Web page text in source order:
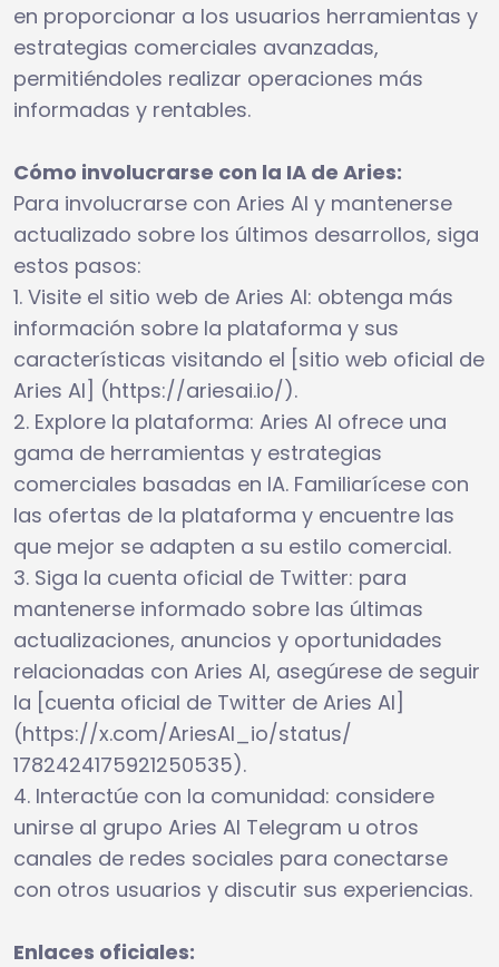
en proporcionar a los usuarios herramientas y
estrategias comerciales avanzadas,
permitiéndoles realizar operaciones más
informadas y rentables.
Cómo involucrarse con la IA de Aries:
Para involucrarse con Aries AI y mantenerse
actualizado sobre los últimos desarrollos, siga
estos pasos:
1. Visite el sitio web de Aries AI: obtenga más
información sobre la plataforma y sus
características visitando el [sitio web oficial de
Aries AI] (https://ariesai.io/).
2. Explore la plataforma: Aries AI ofrece una
gama de herramientas y estrategias
comerciales basadas en IA. Familiarícese con
las ofertas de la plataforma y encuentre las
que mejor se adapten a su estilo comercial.
3. Siga la cuenta oficial de Twitter: para
mantenerse informado sobre las últimas
actualizaciones, anuncios y oportunidades
relacionadas con Aries AI, asegúrese de seguir
la [cuenta oficial de Twitter de Aries AI]
(https://x.com/AriesAI_io/status/
1782424175921250535).
4. Interactúe con la comunidad: considere
unirse al grupo Aries AI Telegram u otros
canales de redes sociales para conectarse
con otros usuarios y discutir sus experiencias.
Enlaces oficiales: